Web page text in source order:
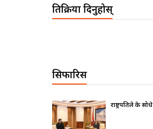
प्रतिक्रिया दिनुहोस्
सिफारिस
? बालेनले के जवाफ दिए ?